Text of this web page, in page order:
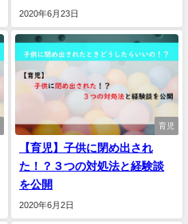
2020年6月23日
育児
【育児】子供に閉め出され
た！？３つの対処法と経験談
を公開
2020年6月2日